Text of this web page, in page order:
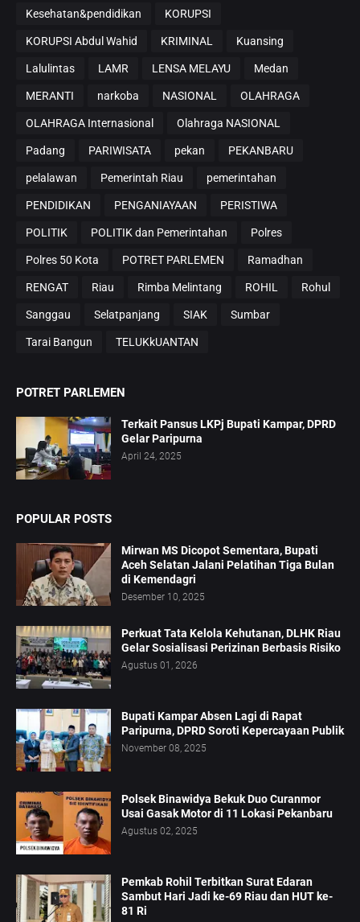
Kesehatan&pendidikan KORUPSI
KORUPSI Abdul Wahid KRIMINAL Kuansing
Lalulintas LAMR LENSA MELAYU Medan
MERANTI narkoba NASIONAL OLAHRAGA
OLAHRAGA Internasional Olahraga NASIONAL
Padang PARIWISATA pekan PEKANBARU
pelalawan Pemerintah Riau pemerintahan
PENDIDIKAN PENGANIAYAAN PERISTIWA
POLITIK POLITIK dan Pemerintahan Polres
Polres 50 Kota POTRET PARLEMEN Ramadhan
RENGAT Riau Rimba Melintang ROHIL Rohul
Sanggau Selatpanjang SIAK Sumbar
Tarai Bangun TELUKkUANTAN
POTRET PARLEMEN
Terkait Pansus LKPj Bupati Kampar, DPRD
Gelar Paripurna
April 24, 2025
POPULAR POSTS
Mirwan MS Dicopot Sementara, Bupati
Aceh Selatan Jalani Pelatihan Tiga Bulan
di Kemendagri
Desember 10, 2025
Perkuat Tata Kelola Kehutanan, DLHK Riau
Gelar Sosialisasi Perizinan Berbasis Risiko
Agustus 01, 2026
Bupati Kampar Absen Lagi di Rapat
Paripurna, DPRD Soroti Kepercayaan Publik
November 08, 2025
Polsek Binawidya Bekuk Duo Curanmor
Usai Gasak Motor di 11 Lokasi Pekanbaru
Agustus 02, 2025
Pemkab Rohil Terbitkan Surat Edaran
Sambut Hari Jadi ke-69 Riau dan HUT ke-
81 Ri